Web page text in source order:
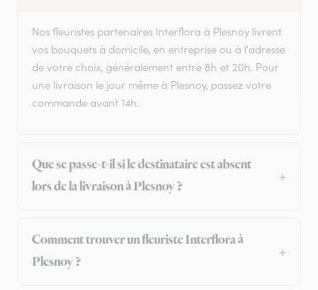
Nos fleuristes partenaires Interflora à Plesnoy livrent
vos bouquets à domicile, en entreprise ou à l'adresse
de votre choix, généralement entre 8h et 20h. Pour
une livraison le jour même à Plesnoy, passez votre
commande avant 14h.
Que se passe-t-il si le destinataire est absent
lors de la livraison à Plesnoy ?
Comment trouver un fleuriste Interflora à
Plesnoy ?